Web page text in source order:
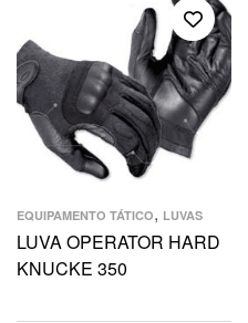
EQUIPAMENTO TÁTICO, LUVAS
LUVA OPERATOR HARD
KNUCKE 350